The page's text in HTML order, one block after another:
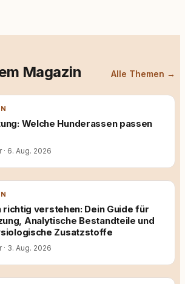
Magazin Alle Themen →
Welche Hunderassen passen
· 6. Aug. 2026
verstehen: Dein Guide für
Analytische Bestandteile und
Zusatzstoffe
· 3. Aug. 2026